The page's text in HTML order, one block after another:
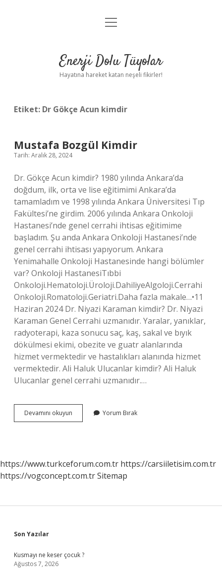
Anasayfa
Yasal Uyarı
menüyü
Enerji Dolu Tüyolar
Hayatına hareket katan neşeli fikirler!
Etiket: Dr Gökçe Acun kimdir
Mustafa Bozgül Kimdir
Tarih: Aralık 28, 2024
Dr. Gökçe Acun kimdir? 1980 yılında Ankara’da
doğdum, ilk, orta ve lise eğitimimi Ankara’da
tamamladım ve 1998 yılında Ankara Üniversitesi Tıp
Fakültesi’ne girdim. 2006 yılında Ankara Onkoloji
Hastanesi’nde genel cerrahi ihtisas eğitimime
başladım. Şu anda Ankara Onkoloji Hastanesi’nde
genel cerrahi ihtisası yapıyorum. Ankara
Yenimahalle Onkoloji Hastanesinde hangi bölümler
var? Onkoloji HastanesiTıbbi
Onkoloji.Hematoloji.Üroloji.DahiliyeAlgoloji.Cerrahi
Onkoloji.Romatoloji.Geriatri.Daha fazla makale…•11
Haziran 2024 Dr. Niyazi Karaman kimdir? Dr. Niyazi
Karaman Genel Cerrahi uzmanıdır. Yaralar, yanıklar,
radyoterapi, kaza sonucu saç, kaş, sakal ve bıyık
dökülmesi ekimi, obezite ve guatr alanlarında
hizmet vermektedir ve hastalıkları alanında hizmet
vermektedir. Ali Haluk Ulucanlar kimdir? Ali Haluk
Ulucanlar genel cerrahi uzmanıdır.…
Devamını okuyun Mustafa
Bozgül
Yorum Bırak
https://www.turkceforum.com.tr https://carsiiletisim.com.tr
https://vogconcept.com.trSitemap
Sidebar
Son Yazılar
Kusmayı ne keser çocuk ?
Ağustos 7, 2026